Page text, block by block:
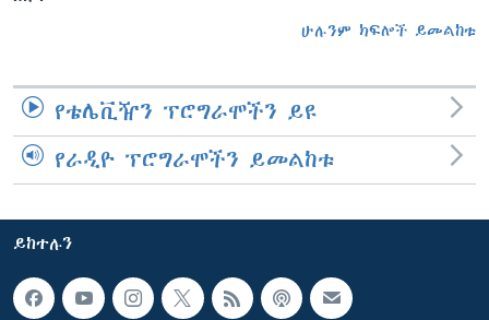
ሁሉንም ክፍሎች ይመልከቱ
የቴሌቪዥን ፕሮግራሞችን ይዩ
የራዲዮ ፕሮግራሞችን ይመልከቱ
ይከተሉን